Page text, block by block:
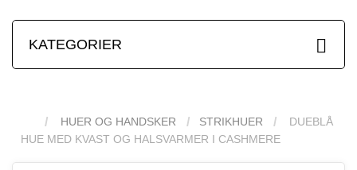
KATEGORIER
HUER OG HANDSKER STRIKHUER
DUEBLÅ
HUE MED KVAST OG HALSVARMER I CASHMERE